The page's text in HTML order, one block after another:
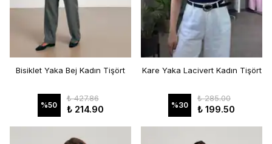
Bisiklet Yaka Bej Kadın Tişört
%50
₺ 427.86
₺ 214.90
Kare Yaka Lacivert Kadın Tişört
%30
₺ 285.00
₺ 199.50